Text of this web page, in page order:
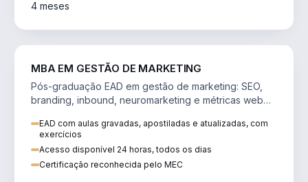
4 meses
MBA EM GESTÃO DE MARKETING
Pós-graduação EAD em gestão de marketing: SEO,
branding, inbound, neuromarketing e métricas web
EAD com aulas gravadas, apostiladas e atualizadas, com
exercícios
Acesso disponível 24 horas, todos os dias
Certificação reconhecida pelo MEC